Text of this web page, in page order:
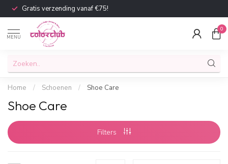
Gratis verzending vanaf €75!
MENU
0
Home / Schoenen / Shoe Care
Shoe Care
Filters